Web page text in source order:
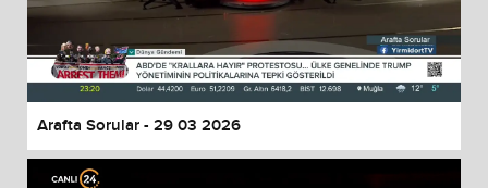
Arafta Sorular - 29 03 2026